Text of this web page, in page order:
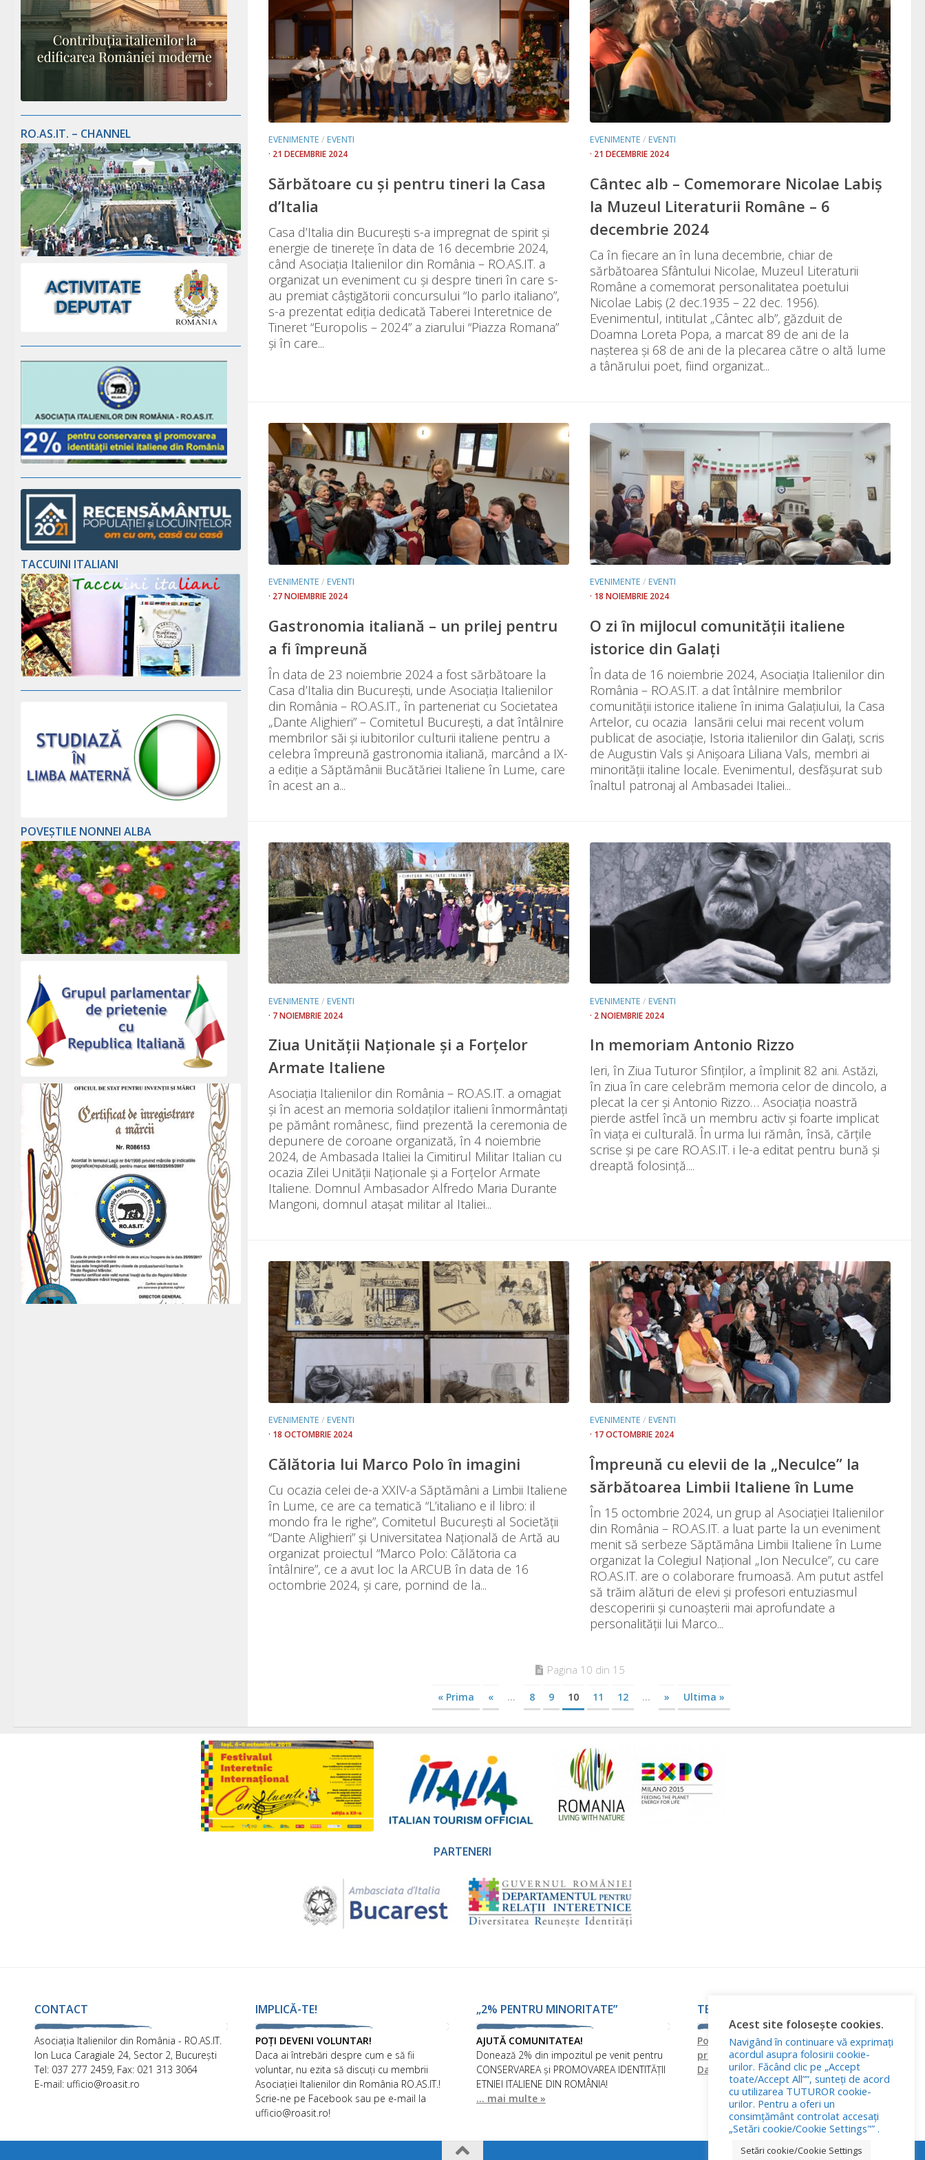
EVENIMENTE / EVENTI
· 21 DECEMBRIE 2024
Sărbătoare cu şi pentru tineri la Casa
d’Italia
Casa d’Italia din Bucureşti s-a impregnat de spirit şi
energie de tinereţe în data de 16 decembrie 2024,
când Asociaţia Italienilor din România – RO.AS.IT. a
organizat un eveniment cu şi despre tineri în care s-
au premiat câştigătorii concursului “Io parlo italiano”,
s-a prezentat ediţia dedicată Taberei Interetnice de
Tineret “Europolis – 2024” a ziarului “Piazza Romana”
şi în care...
EVENIMENTE / EVENTI
· 21 DECEMBRIE 2024
Cântec alb – Comemorare Nicolae Labiș
la Muzeul Literaturii Române – 6
decembrie 2024
Ca în fiecare an în luna decembrie, chiar de
sărbătoarea Sfântului Nicolae, Muzeul Literaturii
Române a comemorat personalitatea poetului
Nicolae Labiș (2 dec.1935 – 22 dec. 1956).
Evenimentul, intitulat „Cântec alb”, găzduit de
Doamna Loreta Popa, a marcat 89 de ani de la
nașterea și 68 de ani de la plecarea către o altă lume
a tânărului poet, fiind organizat...
EVENIMENTE / EVENTI
· 27 NOIEMBRIE 2024
Gastronomia italiană – un prilej pentru
a fi împreună
În data de 23 noiembrie 2024 a fost sărbătoare la
Casa d’Italia din București, unde Asociația Italienilor
din România – RO.AS.IT., în parteneriat cu Societatea
„Dante Alighieri” – Comitetul București, a dat întâlnire
membrilor săi și iubitorilor culturii italiene pentru a
celebra împreună gastronomia italiană, marcând a IX-
a ediție a Săptămânii Bucătăriei Italiene în Lume, care
în acest an a...
EVENIMENTE / EVENTI
· 18 NOIEMBRIE 2024
O zi în mijlocul comunităţii italiene
istorice din Galaţi
În data de 16 noiembrie 2024, Asociaţia Italienilor din
România – RO.AS.IT. a dat întâlnire membrilor
comunității istorice italiene în inima Galațiului, la Casa
Artelor, cu ocazia lansării celui mai recent volum
publicat de asociaţie, Istoria italienilor din Galaţi, scris
de Augustin Vals și Anișoara Liliana Vals, membri ai
minorităţii italine locale. Evenimentul, desfăşurat sub
înaltul patronaj al Ambasadei Italiei...
EVENIMENTE / EVENTI
· 7 NOIEMBRIE 2024
Ziua Unităţii Naţionale şi a Forţelor
Armate Italiene
Asociaţia Italienilor din România – RO.AS.IT. a omagiat
şi în acest an memoria soldaţilor italieni înmormântaţi
pe pământ românesc, fiind prezentă la ceremonia de
depunere de coroane organizată, în 4 noiembrie
2024, de Ambasada Italiei la Cimitirul Militar Italian cu
ocazia Zilei Unităţii Naţionale şi a Forţelor Armate
Italiene. Domnul Ambasador Alfredo Maria Durante
Mangoni, domnul ataşat militar al Italiei...
EVENIMENTE / EVENTI
· 2 NOIEMBRIE 2024
In memoriam Antonio Rizzo
Ieri, în Ziua Tuturor Sfinților, a împlinit 82 ani. Astăzi,
în ziua în care celebrăm memoria celor de dincolo, a
plecat la cer și Antonio Rizzo… Asociația noastră
pierde astfel încă un membru activ și foarte implicat
în viața ei culturală. În urma lui rămân, însă, cărțile
scrise și pe care RO.AS.IT. i le-a editat pentru bună și
dreaptă folosință....
EVENIMENTE / EVENTI
· 18 OCTOMBRIE 2024
Călătoria lui Marco Polo în imagini
Cu ocazia celei de-a XXIV-a Săptămâni a Limbii Italiene
în Lume, ce are ca tematică “L’italiano e il libro: il
mondo fra le righe”, Comitetul București al Societății
“Dante Alighieri” și Universitatea Națională de Artă au
organizat proiectul “Marco Polo: Călătoria ca
întâlnire”, ce a avut loc la ARCUB în data de 16
octombrie 2024, și care, pornind de la...
EVENIMENTE / EVENTI
· 17 OCTOMBRIE 2024
Împreună cu elevii de la „Neculce” la
sărbătoarea Limbii Italiene în Lume
În 15 octombrie 2024, un grup al Asociaţiei Italienilor
din România – RO.AS.IT. a luat parte la un eveniment
menit să serbeze Săptămâna Limbii Italiene în Lume
organizat la Colegiul Naţional „Ion Neculce”, cu care
RO.AS.IT. are o colaborare frumoasă. Am putut astfel
să trăim alături de elevi și profesori entuziasmul
descoperirii și cunoașterii mai aprofundate a
personalității lui Marco...
Pagina 10 din 15
« Prima « ... 8 9 10 11 12 ... » Ultima »
RO.AS.IT. – CHANNEL
TACCUINI ITALIANI
POVEȘTILE NONNEI ALBA
PARTENERI
CONTACT
Asociaţia Italienilor din România - RO.AS.IT.
Ion Luca Caragiale 24, Sector 2, București
Tel: 037 277 2459, Fax: 021 313 3064
E-mail: ufficio@roasit.ro
IMPLICĂ-TE!
POȚI DEVENI VOLUNTAR!
Daca ai întrebări despre cum e să fii
voluntar, nu ezita să discuți cu membrii
Asociației Italienilor din România RO.AS.IT.!
Scrie-ne pe Facebook sau pe e-mail la
ufficio@roasit.ro!
„2% PENTRU MINORITATE”
AJUTĂ COMUNITATEA!
Donează 2% din impozitul pe venit pentru
CONSERVAREA și PROMOVAREA IDENTITĂȚII
ETNIEI ITALIENE DIN ROMÂNIA!
... mai multe »
TERMENI ȘI CONDIȚII
Politica de confidențialitate Politica
privind fișierele cookiesPrelucrarea
Datelor cu Caracter Personal
Acest site folosește cookies.
Navigând în continuare vă exprimați
acordul asupra folosirii cookie-
urilor. Făcând clic pe „Accept
toate/Accept All””, sunteți de acord
cu utilizarea TUTUROR cookie-
urilor. Pentru a oferi un
consimțământ controlat accesați
„Setări cookie/Cookie Settings"” .
Setări cookie/Cookie Settings